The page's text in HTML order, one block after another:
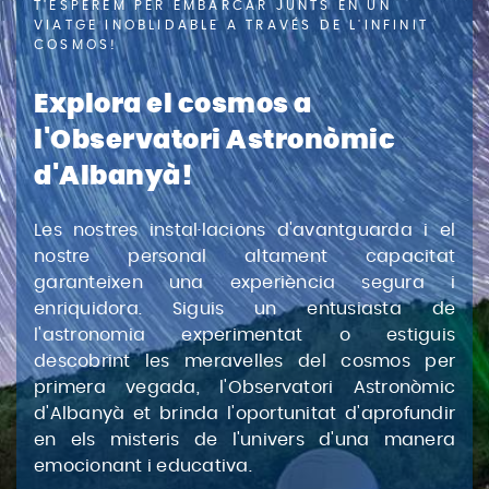
T'ESPEREM PER EMBARCAR JUNTS EN UN
VIATGE INOBLIDABLE A TRAVÉS DE L'INFINIT
COSMOS!
Explora el cosmos a
l'Observatori Astronòmic
d'Albanyà!
Les nostres instal·lacions d'avantguarda i el
nostre personal altament capacitat
garanteixen una experiència segura i
enriquidora. Siguis un entusiasta de
l'astronomia experimentat o estiguis
descobrint les meravelles del cosmos per
primera vegada, l'Observatori Astronòmic
d'Albanyà et brinda l'oportunitat d'aprofundir
en els misteris de l'univers d'una manera
emocionant i educativa.